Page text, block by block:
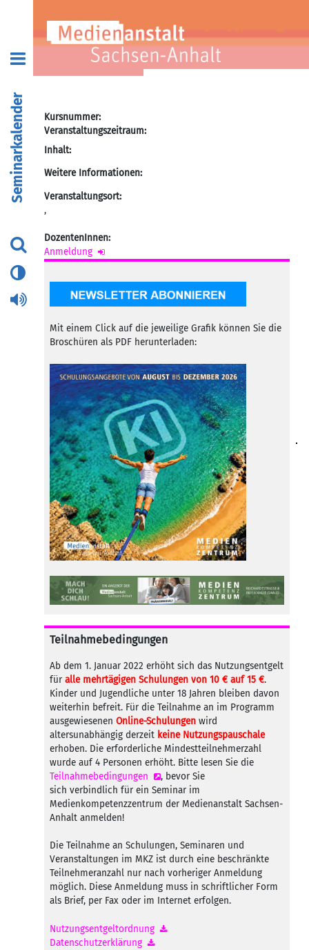
Seminarkalender
Kursnummer:
Veranstaltungszeitraum:
Inhalt:
Weitere Informationen:
Veranstaltungsort:
,
DozentenInnen:
Anmeldung
Mit einem Click auf die jeweilige Grafik können Sie die
Broschüren als PDF herunterladen:
Teilnahmebedingungen
Ab dem 1. Januar 2022 erhöht sich das Nutzungsentgelt
für alle mehrtägigen Schulungen von 10 € auf 15 €.
Kinder und Jugendliche unter 18 Jahren bleiben davon
weiterhin befreit. Für die Teilnahme an im Programm
ausgewiesenen Online-Schulungen wird
altersunabhängig derzeit keine Nutzungspauschale
erhoben. Die erforderliche Mindestteilnehmerzahl
wurde auf 4 Personen erhöht. Bitte lesen Sie die
Teilnahmebedingungen
, bevor Sie
sich verbindlich für ein Seminar im
Medienkompetenzzentrum der Medienanstalt Sachsen-
Anhalt anmelden!
Die Teilnahme an Schulungen, Seminaren und
Veranstaltungen im MKZ ist durch eine beschränkte
Teilnehmeranzahl nur nach vorheriger Anmeldung
möglich. Diese Anmeldung muss in schriftlicher Form
als Brief, per Fax oder im Internet erfolgen.
Nutzungsentgeltordnung
Datenschutzerklärung